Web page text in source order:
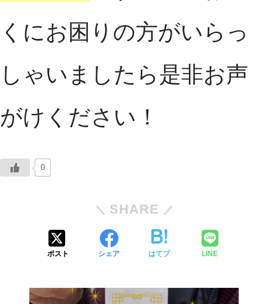
くにお困りの方がいらっ
しゃいましたら是非お声
がけください！
0
SHARE
ポスト シェア はてブ LINE